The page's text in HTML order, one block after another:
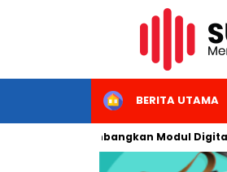
HOMEBERITA UTAMA
Kembangkan Modul Digital